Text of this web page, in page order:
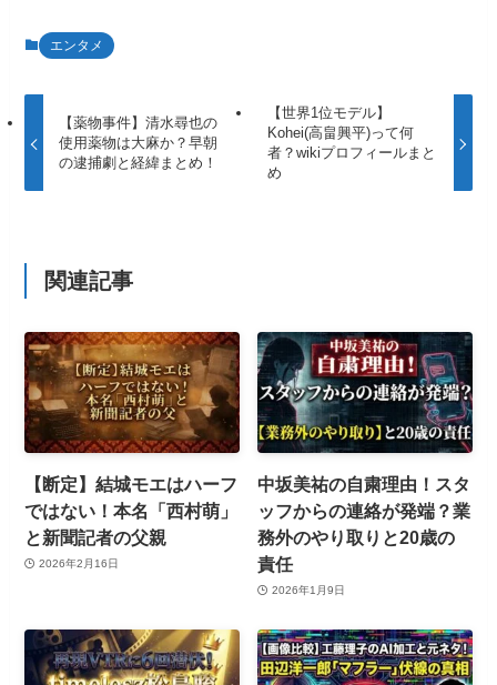
エンタメ
【薬物事件】清水尋也の
使用薬物は大麻か？早朝
の逮捕劇と経緯まとめ！
【世界1位モデル】
Kohei(高畠興平)って何
者？wikiプロフィールまと
め
関連記事
【断定】結城モエはハーフ
ではない！本名「西村萌」
と新聞記者の父親
2026年2月16日
中坂美祐の自粛理由！スタ
ッフからの連絡が発端？業
務外のやり取りと20歳の
責任
2026年1月9日